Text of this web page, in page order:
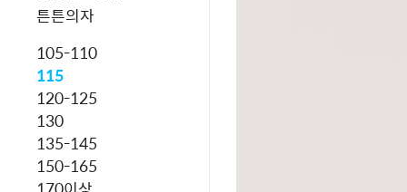
튼튼의자
105-110
115
120-125
130
135-145
150-165